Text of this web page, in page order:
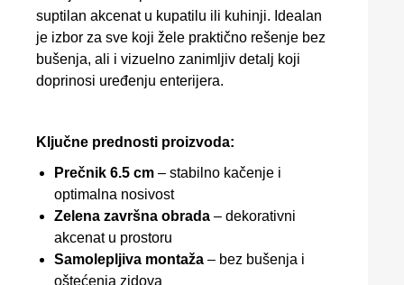
suptilan akcenat u kupatilu ili kuhinji. Idealan
je izbor za sve koji žele praktično rešenje bez
bušenja, ali i vizuelno zanimljiv detalj koji
doprinosi uređenju enterijera.
Ključne prednosti proizvoda:
Prečnik 6.5 cm – stabilno kačenje i
optimalna nosivost
Zelena završna obrada – dekorativni
akcenat u prostoru
Samolepljiva montaža – bez bušenja i
oštećenja zidova